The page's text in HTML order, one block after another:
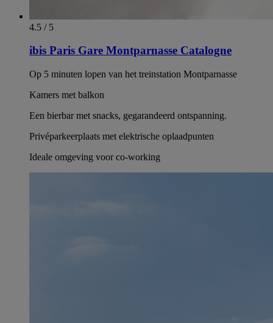
4.5 / 5
ibis Paris Gare Montparnasse Catalogne
Op 5 minuten lopen van het treinstation Montparnasse
Kamers met balkon
Een bierbar met snacks, gegarandeerd ontspanning.
Privéparkeerplaats met elektrische oplaadpunten
Ideale omgeving voor co-working